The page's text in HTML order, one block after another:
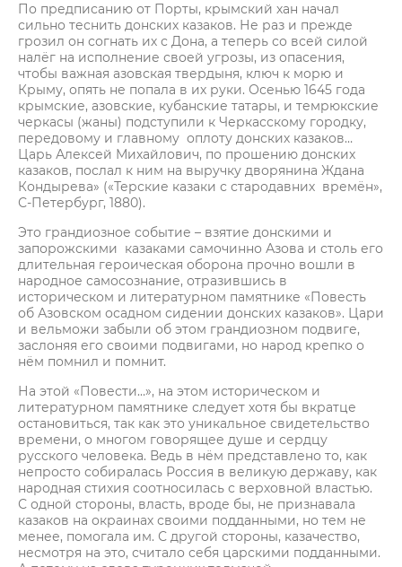
По предписанию от Порты, крымский хан начал
сильно теснить донских казаков. Не раз и прежде
грозил он согнать их с Дона, а теперь со всей силой
налёг на исполнение своей угрозы, из опасения,
чтобы важная азовская твердыня, ключ к морю и
Крыму, опять не попала в их руки. Осенью 1645 года
крымские, азовские, кубанские татары, и темрюкские
черкасы (жаны) подступили к Черкасскому городку,
передовому и главному оплоту донских казаков…
Царь Алексей Михайлович, по прошению донских
казаков, послал к ним на выручку дворянина Ждана
Кондырева» («Терские казаки с стародавних времён»,
С-Петербург, 1880).
Это грандиозное событие – взятие донскими и
запорожскими казаками самочинно Азова и столь его
длительная героическая оборона прочно вошли в
народное самосознание, отразившись в
историческом и литературном памятнике «Повесть
об Азовском осадном сидении донских казаков». Цари
и вельможи забыли об этом грандиозном подвиге,
заслоняя его своими подвигами, но народ крепко о
нём помнил и помнит.
На этой «Повести…», на этом историческом и
литературном памятнике следует хотя бы вкратце
остановиться, так как это уникальное свидетельство
времени, о многом говорящее душе и сердцу
русского человека. Ведь в нём представлено то, как
непросто собиралась Россия в великую державу, как
народная стихия соотносилась с верховной властью.
С одной стороны, власть, вроде бы, не признавала
казаков на окраинах своими подданными, но тем не
менее, помогала им. С другой стороны, казачество,
несмотря на это, считало себя царскими подданными.